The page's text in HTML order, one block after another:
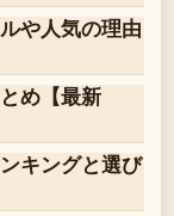
や人気の理由
め【最新
キングと選び